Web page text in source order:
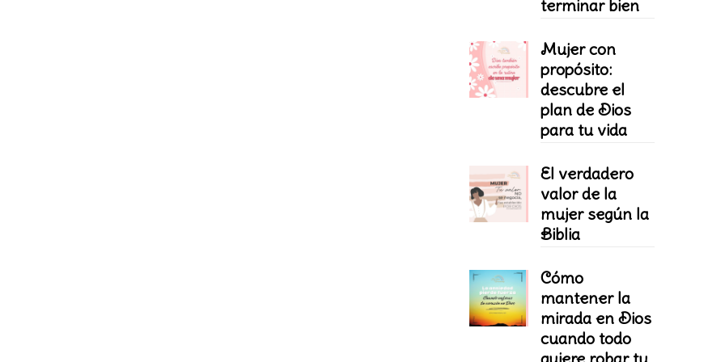
terminar bien
Mujer con
propósito:
descubre el
plan de Dios
para tu vida
El verdadero
valor de la
mujer según la
Biblia
Cómo
mantener la
mirada en Dios
cuando todo